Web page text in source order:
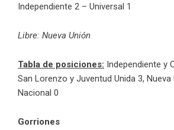
Independiente 2 – Universal 1
Libre: Nueva Unión
Tabla de posiciones: Independiente y
San Lorenzo y Juventud Unida 3, Nueva
Nacional 0
Gorriones